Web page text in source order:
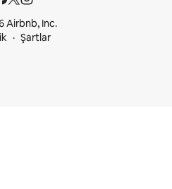
Airbnb, Inc.
Şartlar